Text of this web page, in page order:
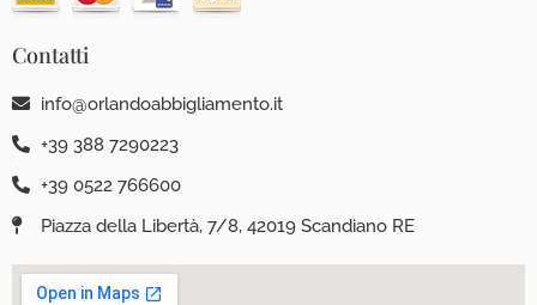
Contatti
info@orlandoabbigliamento.it
+39 388 7290223
+39 0522 766600
Piazza della Libertà, 7/8, 42019 Scandiano RE